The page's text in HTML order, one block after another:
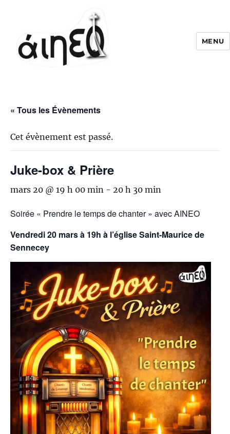
MENU
« Tous les Évènements
Cet évènement est passé.
Juke-box & Prière
mars 20 @ 19 h 00 min - 20 h 30 min
Soirée « Prendre le temps de chanter » avec AINEO
Vendredi 20 mars à 19h à l’église Saint-Maurice de
Sennecey